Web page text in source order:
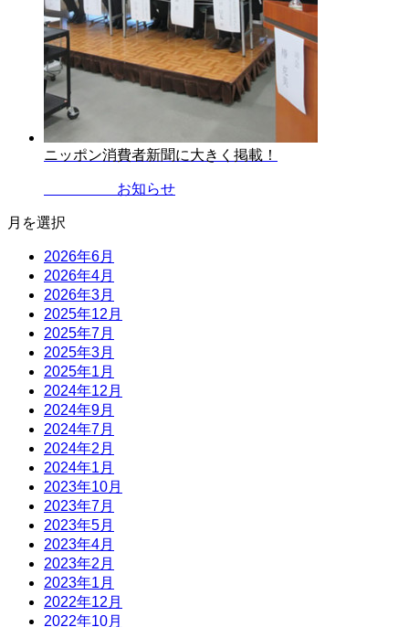
ニッポン消費者新聞に大きく掲載！
お知らせ
月を選択
2026年6月
2026年4月
2026年3月
2025年12月
2025年7月
2025年3月
2025年1月
2024年12月
2024年9月
2024年7月
2024年2月
2024年1月
2023年10月
2023年7月
2023年5月
2023年4月
2023年2月
2023年1月
2022年12月
2022年10月